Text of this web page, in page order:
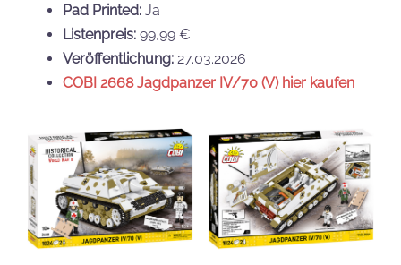
Pad Printed: Ja
Listenpreis: 99,99 €
Veröffentlichung: 27.03.2026
COBI 2668 Jagdpanzer IV/70 (V) hier kaufen